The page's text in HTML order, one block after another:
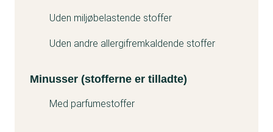
Uden miljøbelastende stoffer
Uden andre allergifremkaldende stoffer
Minusser (stofferne er tilladte)
Med parfumestoffer